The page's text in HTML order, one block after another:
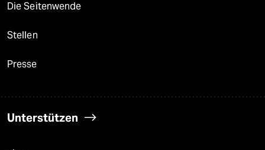
Die Seitenwende
Stellen
Presse
Unterstützen